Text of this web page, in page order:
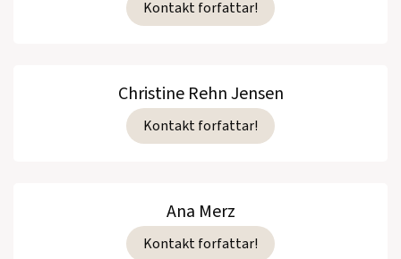
Kontakt forfattar!
Christine Rehn Jensen
Kontakt forfattar!
Ana Merz
Kontakt forfattar!